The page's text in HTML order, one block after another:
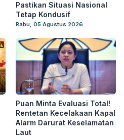
Pastikan Situasi Nasional
Tetap Kondusif
Rabu, 05 Agustus 2026
Puan Minta Evaluasi Total!
Rentetan Kecelakaan Kapal
Alarm Darurat Keselamatan
Laut